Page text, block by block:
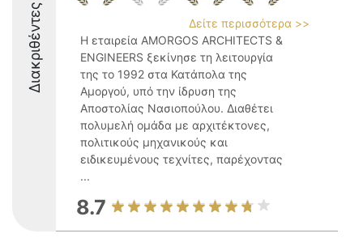
Διακριθέντες
Δείτε περισσότερα >>
Η εταιρεία AMORGOS ARCHITECTS &
ENGINEERS ξεκίνησε τη λειτουργία
της το 1992 στα Κατάπολα της
Αμοργού, υπό την ίδρυση της
Αποστολίας Νασιοπούλου. Διαθέτει
πολυμελή ομάδα με αρχιτέκτονες,
πολιτικούς μηχανικούς και
ειδικευμένους τεχνίτες, παρέχοντας
...
8.7